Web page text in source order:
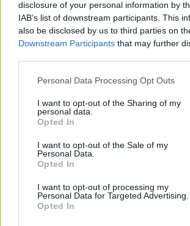
disclosure of your personal information by
IAB’s list of downstream participants. This
also be disclosed by us to third parties on
Downstream Participants that may further
Please note that this website/app uses one
not limited to your visit or usage behaviour.
grant or deny consent to Google and its
use your data for below specified purposes
consent section.
Personal Data Processing Opt Outs
I want to opt-out of the Sharing of my
personal data.
Opted In
I want to opt-out of the Sale of my
Personal Data.
Opted In
I want to opt-out of processing my
Personal Data for Targeted Advertising.
Opted In
Műemlékvédelem című folyóirat, a
örökségvédelem legismertebb hazai
gazdasági szervezetek és
kihívásai indokolták.
Hazánkban jelenleg 12,5 ezer védett
állománynak nem egészen hat százaléka
valamivel több mint ugyanennyi
fennmaradó rész javarészt